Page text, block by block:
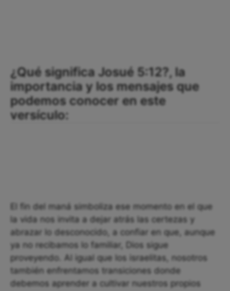
¿Qué significa Josué 5:12?, la
importancia y los mensajes que
podemos conocer en este
versículo:
El fin del maná simboliza ese momento en el que
la vida nos invita a dejar atrás las certezas y
abrazar lo desconocido, a confiar en que, aunque
ya no recibamos lo familiar, Dios sigue
proveyendo. Al igual que los israelitas, nosotros
también enfrentamos transiciones donde
debemos aprender a cultivar nuestros propios